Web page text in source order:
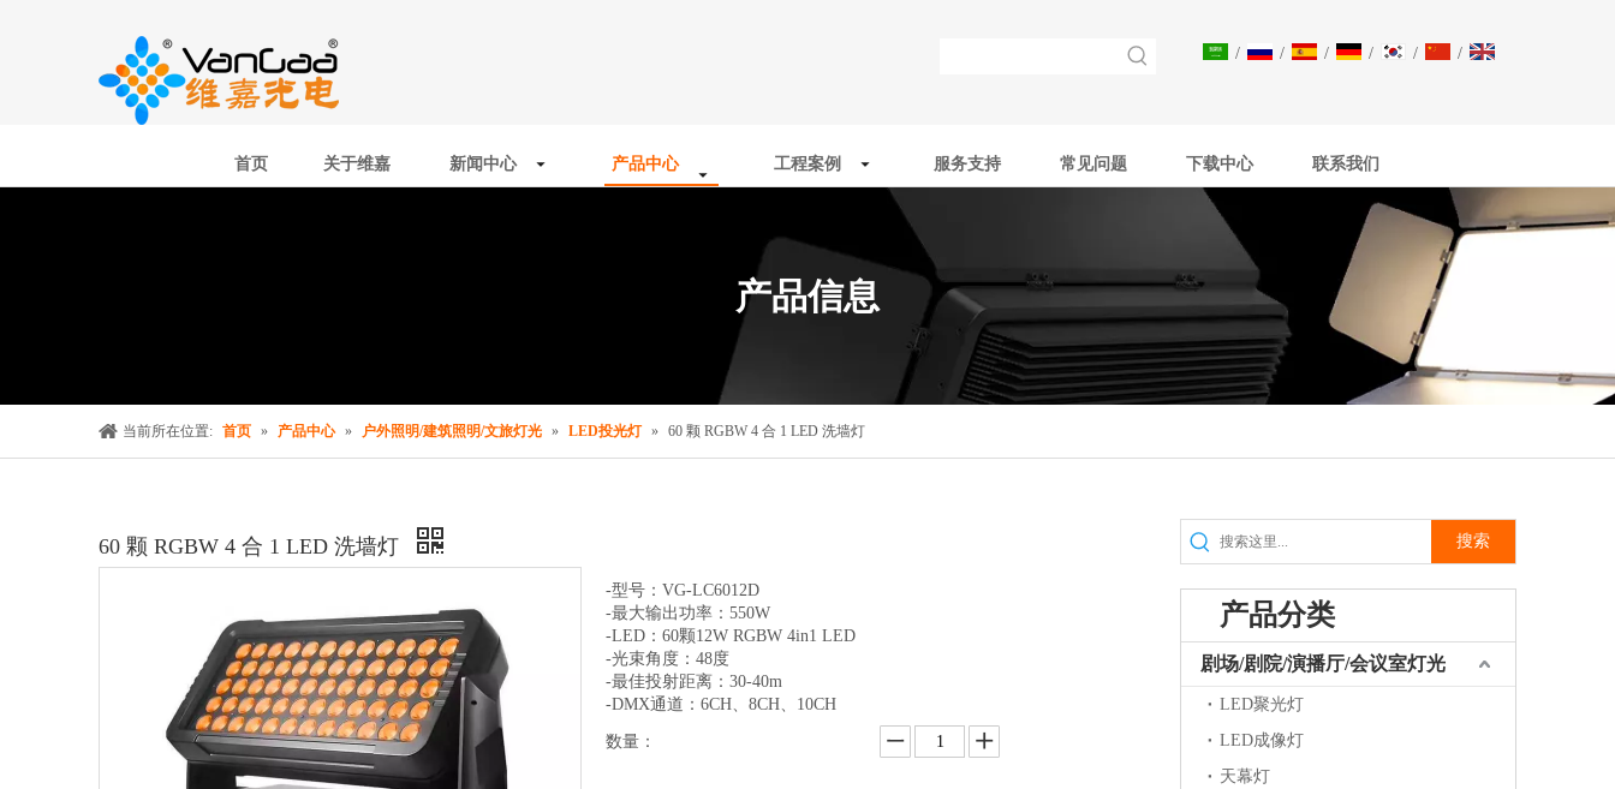
/ / / / / /
首页 关于维嘉 新闻中心 产品中心 工程案例 服务支持 常见问题 下载中心 联系我们
产品信息
当前所在位置: 首页 » 产品中心 » 户外照明/建筑照明/文旅灯光 » LED投光灯 » 60 颗 RGBW 4 合 1 LED 洗墙灯
60 颗 RGBW 4 合 1 LED 洗墙灯
-型号：VG-LC6012D
-最大输出功率：550W
-LED：60颗12W RGBW 4in1 LED
-光束角度：48度
-最佳投射距离：30-40m
-DMX通道：6CH、8CH、10CH
数量：
搜索
产品分类
剧场/剧院/演播厅/会议室灯光
LED聚光灯
LED成像灯
天幕灯